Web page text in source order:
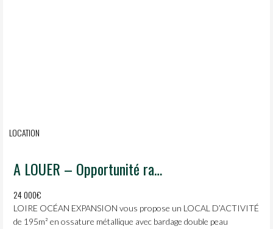
LOCATION
A LOUER – Opportunité rare de 195m² dédiés à l’alimentaire en zone artisanale proche du MIN de Nantes.
24 000€
LOIRE OCÉAN EXPANSION vous propose un LOCAL D’ACTIVITÉ
de 195m² en ossature métallique avec bardage double peau